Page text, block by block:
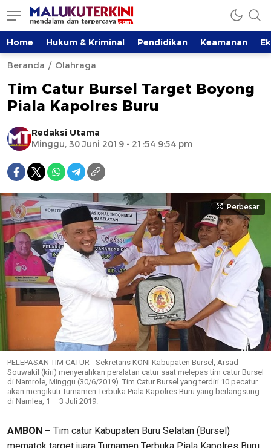
Home Hukum & Kriminal Pendidikan Keamanan
Beranda Olahraga
Tim Catur Bursel Target Boyong
Piala Kapolres Buru
Redaksi Utama
Minggu, 30 Juni 2019 - 21:54 9:54 pm
Perbesar
PELEPASAN TIM CATUR - Sekretaris KONI Kabupaten Bursel, Arsad
Souwakil (kiri) menyerahkan peralatan catur saat melepas tim catur Bursel
di Namrole, Minggu (30/6/2019). Tim Catur Bursel yang terdiri 10 pecatur
akan mengikuti Turnamen Terbuka Piala Kapolres Buru yang berlangsung
di Namlea, 1 – 3 Juli 2019.
AMBON – Tim catur Kabupaten Buru Selatan (Bursel)